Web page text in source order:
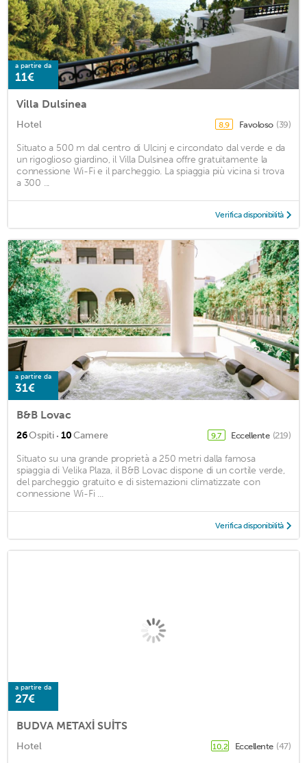
a partire da
11€
Villa Dulsinea
Hotel 8,9 Favoloso (39)
Situato a 500 m dal centro di Ulcinj e circondato dal verde e da
un rigoglioso giardino, il Villa Dulsinea offre gratuitamente la
connessione Wi-Fi e il parcheggio. La spiaggia più vicina si trova
a 300 ...
Verifica disponibilità
a partire da
31€
B&B Lovac
26Ospiti · 10Camere 9,7 Eccellente (219)
Situato su una grande proprietà a 250 metri dalla famosa
spiaggia di Velika Plaza, il B&B Lovac dispone di un cortile verde,
del parcheggio gratuito e di sistemazioni climatizzate con
connessione Wi-Fi ...
Verifica disponibilità
a partire da
27€
BUDVA METAXİ SUİTS
Hotel 10,2 Eccellente (47)